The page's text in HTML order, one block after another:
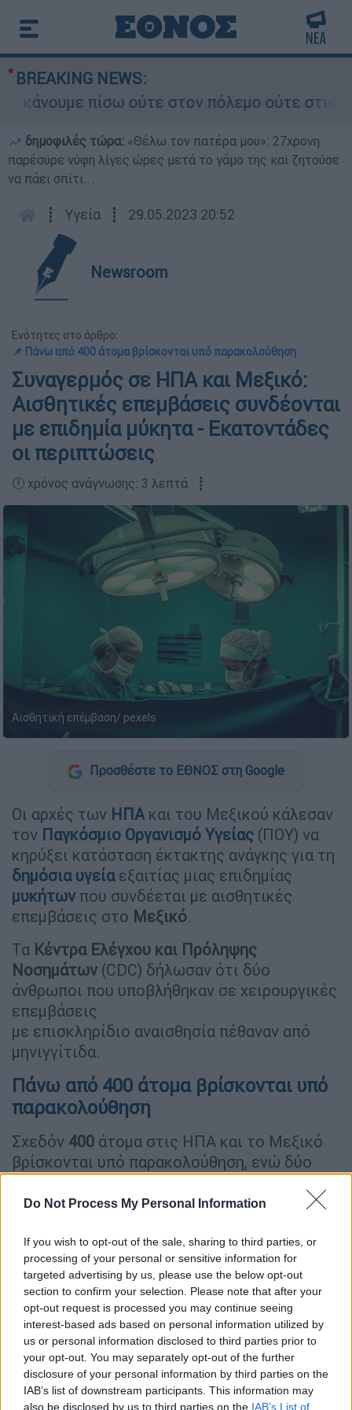
Do Not Process My Personal Information
If you wish to opt-out of the sale, sharing to third parties, or
processing of your personal or sensitive information for
targeted advertising by us, please use the below opt-out
section to confirm your selection. Please note that after your
opt-out request is processed you may continue seeing
interest-based ads based on personal information utilized by
us or personal information disclosed to third parties prior to
your opt-out. You may separately opt-out of the further
disclosure of your personal information by third parties on the
IAB’s list of downstream participants. This information may
also be disclosed by us to third parties on the IAB’s List of
BREAKING NEWS:
πίσω ούτε στον πόλεμο ούτε στις
δημοφιλές τώρα: «Θέλω τον πατέρα μου»: 27χρονη
παρέσυρε νύφη λίγες ώρες μετά το γάμο της και ζητούσε
να πάει σπίτι...
┋ Υγεία ┋ 29.05.2023 20:52
Newsroom
Ενότητες στο άρθρο:
📌 Πάνω από 400 άτομα βρίσκονται υπό παρακολούθηση
Συναγερμός σε ΗΠΑ και Μεξικό:
Αισθητικές επεμβάσεις συνδέονται
με επιδημία μύκητα - Εκατοντάδες
οι περιπτώσεις
🕛 χρόνος ανάγνωσης: 3 λεπτά ┋
Αισθητική επέμβαση/ pexels
Προσθέστε το ΕΘΝΟΣ στη Google
Οι αρχές των ΗΠΑ και του Μεξικού κάλεσαν
τον Παγκόσμιο Οργανισμό Υγείας (ΠΟΥ) να
κηρύξει κατάσταση έκτακτης ανάγκης για τη
δημόσια υγείαεξαιτίας μιας επιδημίας
μυκήτων που συνδέεται με αισθητικές
επεμβάσεις στο Μεξικό.
Τα Κέντρα Ελέγχου και Πρόληψης
Νοσημάτων (CDC) δήλωσαν ότι δύο
άνθρωποι που υποβλήθηκαν σε χειρουργικές
επεμβάσεις
με επισκληρίδιο αναισθησία πέθαναν από
μηνιγγίτιδα.
Πάνω από 400 άτομα βρίσκονται υπό
παρακολούθηση
Σχεδόν 400 άτομα στις ΗΠΑ και το Μεξικό
βρίσκονται υπό παρακολούθηση, ενώ δύο
επεμβάσεις στην πόλη Ματαμόρος του
Οι αρχές τόσο στις ΗΠΑ όσο και στο Μεξικό
έχουν παροτρύνει τους ανθρώπους που
υποβλήθηκαν σε χειρουργικές επεμβάσεις
με επισκληρίδιο αναισθησία είτε στοRiver
Side Surgical Center είτε στην Clinica K-3
από τον Ιανουάριο, να υποβληθούν σε
εξετάσεις, ακόμη και αν είναι προς το παρόν
ασυμπτωματικοί.